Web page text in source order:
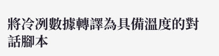
將冷冽數據轉譯為具備溫度的對
話腳本